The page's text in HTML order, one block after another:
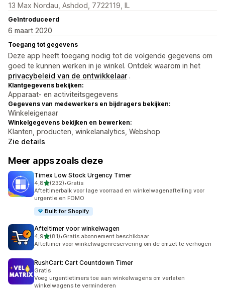
13 Max Nordau, Ashdod, 7722119, IL
Geïntroduceerd
6 maart 2020
Toegang tot gegevens
Deze app heeft toegang nodig tot de volgende gegevens om
goed te kunnen werken in je winkel. Ontdek waarom in het
privacybeleid van de ontwikkelaar .
Klantgegevens bekijken:
Apparaat- en activiteitsgegevens
Gegevens van medewerkers en bijdragers bekijken:
Winkeleigenaar
Winkelgegevens bekijken en bewerken:
Klanten, producten, winkelanalytics, Webshop
Zie details
Meer apps zoals deze
Timex Low Stock Urgency Timer
4,8van 5 sterren
(232)
232 recensies in totaal
•Gratis
Afteltimerbalk voor lage voorraad en winkelwagenaftelling voor
urgentie en FOMO
Built for Shopify
Afteltimer voor winkelwagen
4,9van 5 sterren
(81)
81 recensies in totaal
•Gratis abonnement beschikbaar
Afteltimer voor winkelwagenreservering om de omzet te verhogen
RushCart: Cart Countdown Timer
Gratis
Voeg urgentietimers toe aan winkelwagens om verlaten
winkelwagens te verminderen